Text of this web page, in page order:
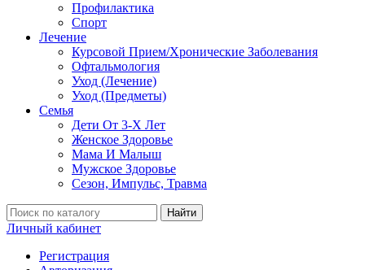
Профилактика
Спорт
Лечение
Курсовой Прием/Хронические Заболевания
Офтальмология
Уход (Лечение)
Уход (Предметы)
Семья
Дети От 3-Х Лет
Женское Здоровье
Мама И Малыш
Мужское Здоровье
Сезон, Импульс, Травма
Найти
Личный кабинет
Регистрация